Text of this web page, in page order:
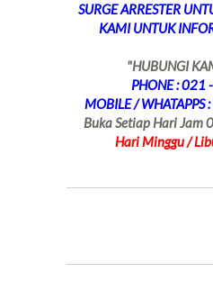
SURGE ARRESTER
KAMI UNTUK
"HUBUNGI
PHONE :
MOBILE /
Buka Setiap Hari Jam
Hari Minggu /